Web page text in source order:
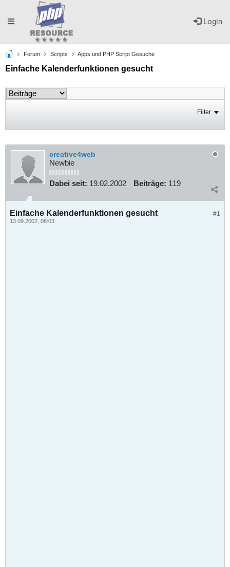
Login
Toggle
navigation
Forum Scripts Apps und PHP Script Gesuche
Einfache Kalenderfunktionen gesucht
Filter
creative4web
Newbie
Dabei seit: 19.02.2002 Beiträge: 119
#1
Einfache Kalenderfunktionen gesucht
13.09.2002, 08:03